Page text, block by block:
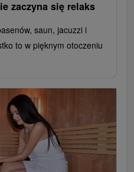
zaczyna się relaks
saun, jacuzzi i
to w pięknym otoczeniu